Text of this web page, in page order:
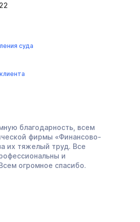
благодарность, всем
фирмы «Финансово-
их тяжелый труд. Все
и
огромное спасибо.
суда